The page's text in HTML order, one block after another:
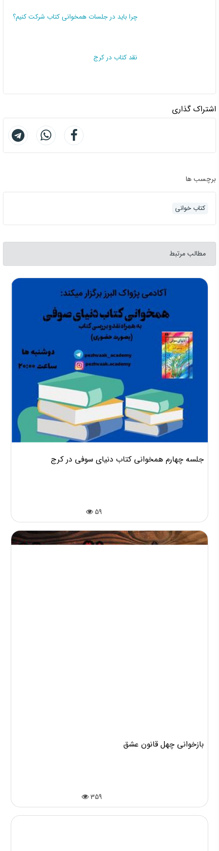
چرا باید در جلسات همخوانی کتاب شرکت کنیم؟
نقد کتاب در کرج
اشتراک گذاری
برچسب ها
کتاب خوانی
مطالب مرتبط
جلسه چهارم همخوانی کتاب دنیای سوفی در کرج
59
بازخوانی چهل قانون عشق
359